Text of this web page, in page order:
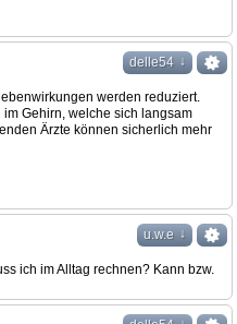
delle54 ↓
werden reduziert.
Gehirn, welche sich langsam
Ärzte können sicherlich mehr
u.w.e ↓
ich im Alltag rechnen? Kann bzw.